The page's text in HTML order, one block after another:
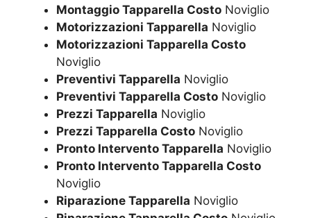
Montaggio Tapparella Costo Noviglio
Motorizzazioni Tapparella Noviglio
Motorizzazioni Tapparella Costo
Noviglio
Preventivi Tapparella Noviglio
Preventivi Tapparella Costo Noviglio
Prezzi Tapparella Noviglio
Prezzi Tapparella Costo Noviglio
Pronto Intervento Tapparella Noviglio
Pronto Intervento Tapparella Costo
Noviglio
Riparazione Tapparella Noviglio